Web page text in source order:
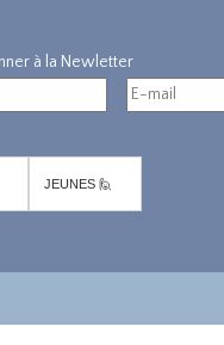
JEUNES 🙋